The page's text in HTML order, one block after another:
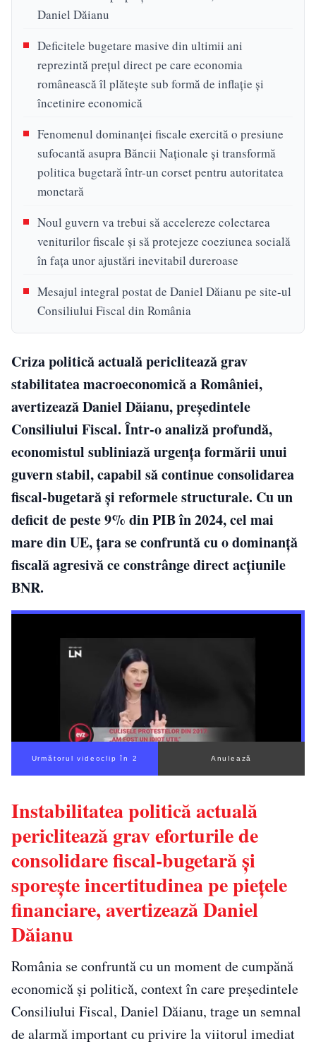
Daniel Dăianu
Deficitele bugetare masive din ultimii ani
reprezintă prețul direct pe care economia
românească îl plătește sub formă de inflație și
încetinire economică
Fenomenul dominanței fiscale exercită o presiune
sufocantă asupra Băncii Naționale și transformă
politica bugetară într-un corset pentru autoritatea
monetară
Noul guvern va trebui să accelereze colectarea
veniturilor fiscale și să protejeze coeziunea socială
în fața unor ajustări inevitabil dureroase
Mesajul integral postat de Daniel Dăianu pe site-ul
Consiliului Fiscal din România
Criza politică actuală periclitează grav
stabilitatea macroeconomică a României,
avertizează Daniel Dăianu, președintele
Consiliului Fiscal. Într-o analiză profundă,
economistul subliniază urgența formării unui
guvern stabil, capabil să continue consolidarea
fiscal-bugetară și reformele structurale. Cu un
deficit de peste 9% din PIB în 2024, cel mai
mare din UE, țara se confruntă cu o dominanță
fiscală agresivă ce constrânge direct acțiunile
BNR.
Următorul videoclip în 1 Anulează
Instabilitatea politică actuală
periclitează grav eforturile de
consolidare fiscal-bugetară și
sporește incertitudinea pe piețele
financiare, avertizează Daniel
Dăianu
România se confruntă cu un moment de cumpănă
economică și politică, context în care președintele
Consiliului Fiscal, Daniel Dăianu, trage un semnal
de alarmă important cu privire la viitorul imediat